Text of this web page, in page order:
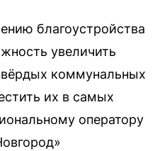
благоустройства
увеличить
коммунальных
их в самых
оператору